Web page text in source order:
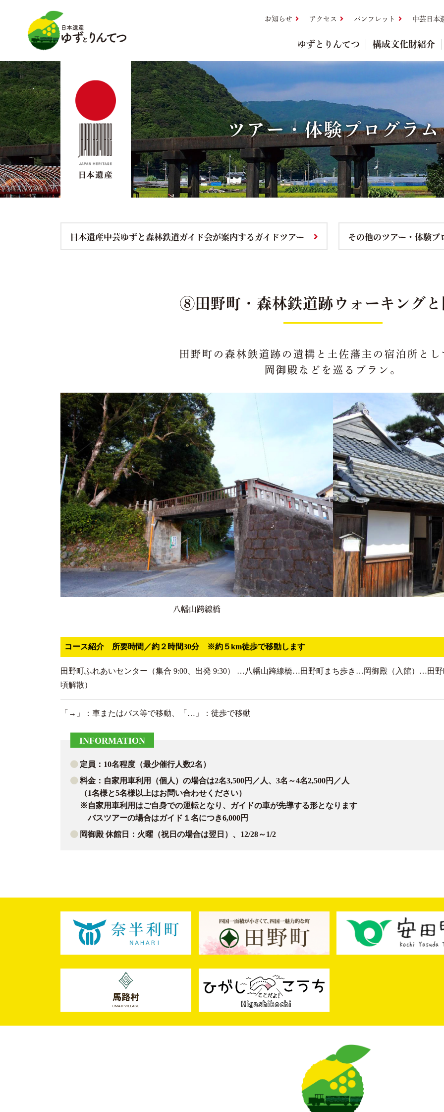
お知らせ
アクセス パンフレット 中芸日本
ゆずとりんてつ 構成文化財紹介
ツアー・体験プログラム
日本遺産中芸ゆずと森林鉄道ガイド会が案内するガイドツアー その他のツアー・体験プ
⑧田野町・森林鉄道跡 ウォーキング
田野町の森林鉄道跡の遺構と 土佐藩主の宿泊所と
岡御殿などを巡るプラン。
八幡山跨線橋
コース紹介 所要時間／約２時間30分 ※約５km徒歩で移動します
田野町ふれあいセンター（集合 9:00、出発 9:30） …八幡山跨線橋…田野町まち歩き…岡御殿（入館）…田
頃解散）
「→」：車またはバス等で移動、「…」：徒歩で移動
INFORMATION
定員：10名程度（最少催行人数2名）
料金：自家用車利用（個人）の場合は2名3,500円／人、3名～4名2,500円／人
（1名様と5名様以上はお問い合わせください）
※自家用車利用はご自身での運転となり、ガイドの車が先導する形となります
バスツアーの場合はガイド１名につき6,000円
岡御殿 休館日：火曜（祝日の場合は翌日）、12/28～1/2